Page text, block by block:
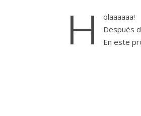
H
olaaaaaa!
Después
En este